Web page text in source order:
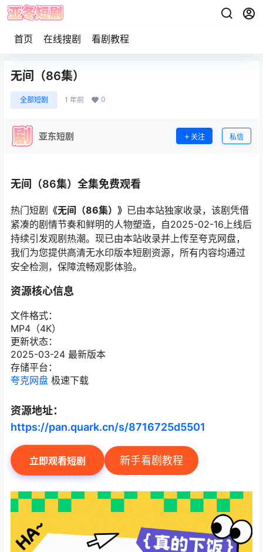
首页 在线搜剧 看剧教程
无间（86集）
全部短剧 1 年前 0
亚东短剧 关注 私信
无间（86集）全集免费观看
热门短剧 《无间（86集）》 已由本站独家收录，该剧凭借
紧凑的剧情节奏和鲜明的人物塑造，自2025-02-16上线后
持续引发观剧热潮。现已由本站收录并上传至夸克网盘，
我们为您提供高清无水印版本短剧资源，所有内容均通过
安全检测，保障流畅观影体验。
资源核心信息
文件格式：
MP4（4K）
更新状态：
2025-03-24 最新版本
存储平台：
夸克网盘 极速下载
资源地址：
https://pan.quark.cn/s/8716725d5501
立即观看短剧 新手看剧教程